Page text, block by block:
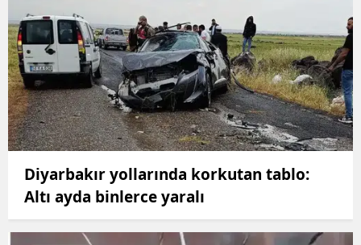
Diyarbakır yollarında korkutan tablo:
Altı ayda binlerce yaralı